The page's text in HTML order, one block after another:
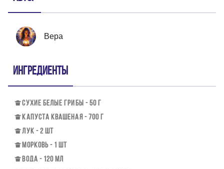
Вера
Ингредиенты
СУХИЕ БЕЛЫЕ ГРИБЫ - 50 Г
КАПУСТА КВАШЕНАЯ - 700 Г
ЛУК - 2 ШТ
МОРКОВЬ - 1 ШТ
ВОДА - 120 МЛ